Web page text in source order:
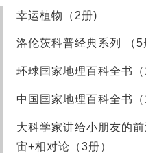
幸运植物（2册)
洛伦茨科普经典系列 （5
环球国家地理百科全书（
中国国家地理百科全书（
大科学家讲给小朋友的
宙+相对论（3册）